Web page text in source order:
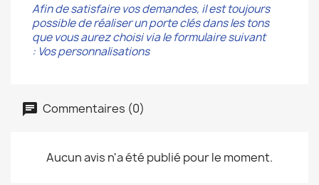
Afin de satisfaire vos demandes, il est toujours
possible de réaliser un porte clés dans les tons
que vous aurez choisi via le formulaire suivant
: Vos personnalisations
Commentaires (0)
Aucun avis n'a été publié pour le moment.